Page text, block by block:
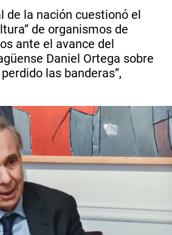
de la nación cuestionó el
de organismos de
ante el avance del
Daniel Ortega sobre
las banderas”,